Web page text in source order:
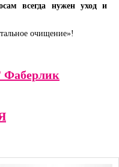
всегда нужен уход и
очищение»!